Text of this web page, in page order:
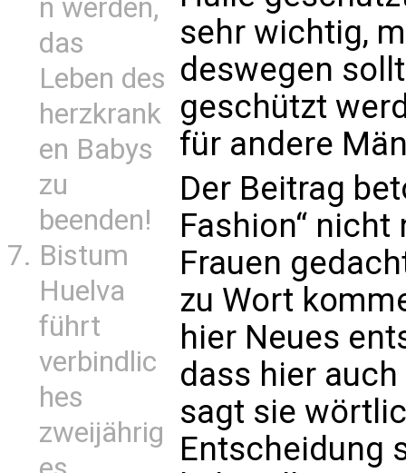
n werden,
das
Leben des
herzkrank
en Babys
zu
beenden!
Bistum
Huelva
führt
verbindlic
hes
zweijährig
sehr wichtig,
deswegen
geschützt
für andere
Der Beitrag
Fashion“
Frauen
zu Wort
hier Neues
dass hier
sagt sie
Entscheidung